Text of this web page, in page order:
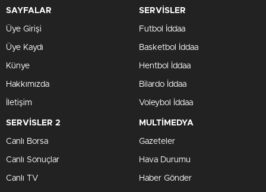
SAYFALAR
Üye Girişi
Üye Kaydı
Künye
Hakkımızda
İletişim
SERVİSLER
Futbol İddaa
Basketbol İddaa
Hentbol İddaa
Bilardo İddaa
Voleybol İddaa
SERVİSLER 2
Canlı Borsa
Canlı Sonuçlar
Canlı TV
MULTİMEDYA
Gazeteler
Hava Durumu
Haber Gönder